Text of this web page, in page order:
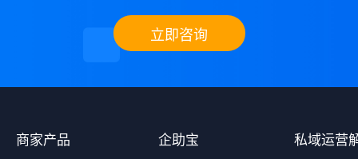
立即咨询
商家产品 企助宝 私域运营